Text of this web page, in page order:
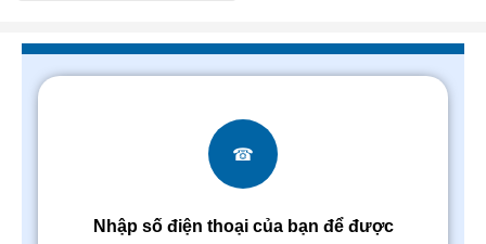
☎
Nhập số điện thoại của bạn để được